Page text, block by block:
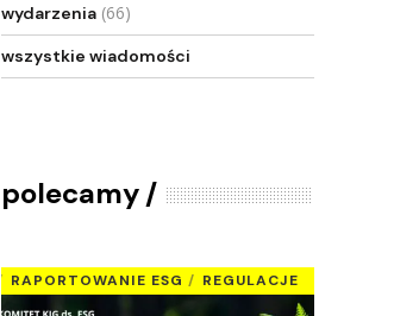
wydarzenia (66)
wszystkie wiadomości
polecamy
RAPORTOWANIE ESG REGULACJE